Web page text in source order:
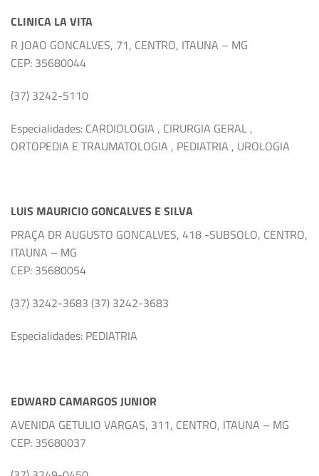
CLINICA LA VITA
R JOAO GONCALVES, 71, CENTRO, ITAUNA – MG
CEP: 35680044
(37) 3242-5110
Especialidades: CARDIOLOGIA , CIRURGIA GERAL ,
ORTOPEDIA E TRAUMATOLOGIA , PEDIATRIA , UROLOGIA
LUIS MAURICIO GONCALVES E SILVA
PRAÇA DR AUGUSTO GONCALVES, 418 -SUBSOLO, CENTRO,
ITAUNA – MG
CEP: 35680054
(37) 3242-3683 (37) 3242-3683
Especialidades: PEDIATRIA
EDWARD CAMARGOS JUNIOR
AVENIDA GETULIO VARGAS, 311, CENTRO, ITAUNA – MG
CEP: 35680037